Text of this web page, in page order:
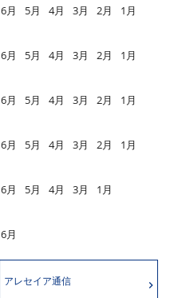
6月 5月 4月 3月 2月
1月
6月 5月 4月 3月 2月
1月
6月 5月 4月 3月 2月
1月
6月 5月 4月 3月 2月
1月
6月 5月 4月 3月
1月
6月
アレセイア通信